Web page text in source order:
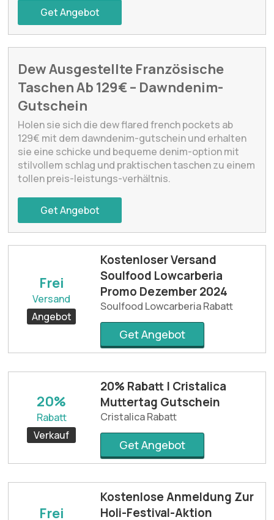
Get Angebot
Dew Ausgestellte Französische
Taschen Ab 129€ – Dawndenim-
Gutschein
Holen sie sich die dew flared french pockets ab
129€ mit dem dawndenim-gutschein und erhalten
sie eine schicke und bequeme denim-option mit
stilvollem schlag und praktischen taschen zu einem
tollen preis-leistungs-verhältnis.
Get Angebot
Frei
Versand
Angebot
Kostenloser Versand
Soulfood Lowcarberia
Promo Dezember 2024
Soulfood Lowcarberia Rabatt
Get Angebot
20%
Rabatt
Verkauf
20% Rabatt | Cristalica
Muttertag Gutschein
Cristalica Rabatt
Get Angebot
Frei
Kostenlose Anmeldung Zur
Holi-Festival-Aktion